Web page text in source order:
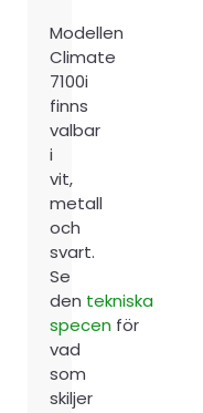
Modellen
Climate
7100i
finns
valbar
i
vit,
metall
och
svart.
Se
den tekniska
specen för
vad
som
skiljer